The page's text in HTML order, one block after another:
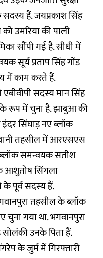
हैं. जयप्रकाश सिंह
उमरिया की पाली
सौंपी गई है. सीधी में
सूर्य प्रताप सिंह गोंड
में काम करते हैं.
सदस्य मान सिंह
रूप में चुना है. झाबुआ की
सिंघाड़ नए ब्लॉक
तहसील में आरएसएस
समन्वयक सतीश
आशुतोष सिंगला
पूर्व सदस्य हैं.
तहसील के ब्लॉक
गया था. भगवानपुरा
उनके पिता हैं.
के जुर्म में गिरफ्तारी